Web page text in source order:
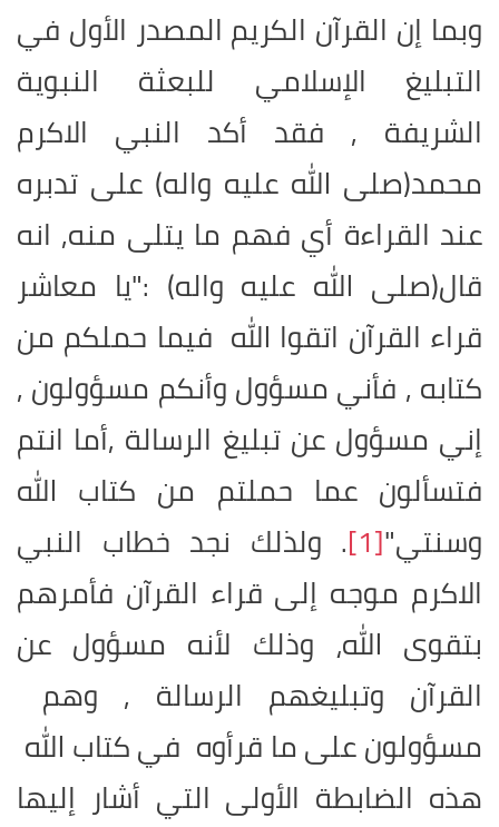
وبما إن القرآن الكريم المصدر الأول في
التبليغ الإسلامي للبعثة النبوية
الشريفة , فقد أكد النبي الاكرم
محمد(صلى الله عليه واله) على تدبره
عند القراءة أي فهم ما يتلى منه, انه
قال(صلى الله عليه واله) :"يا معاشر
قراء القرآن اتقوا الله فيما حملكم من
كتابه , فأني مسؤول وأنكم مسؤولون ,
إني مسؤول عن تبليغ الرسالة ,أما انتم
فتسألون عما حملتم من كتاب الله
وسنتي"[1]. ولذلك نجد خطاب النبي
الاكرم موجه إلى قراء القرآن فأمرهم
بتقوى الله، وذلك لأنه مسؤول عن
القرآن وتبليغهم الرسالة , وهم
مسؤولون على ما قرأوه في كتاب الله
هذه الضابطة الأولى التي أشار إليها